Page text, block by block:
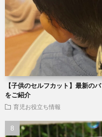
【子供のセルフカット】最新の
をご紹介
育児お役立ち情報